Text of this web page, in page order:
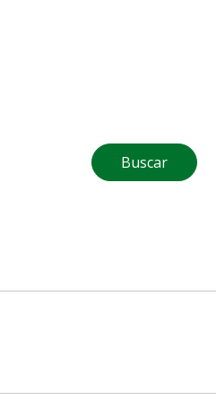
Buscar